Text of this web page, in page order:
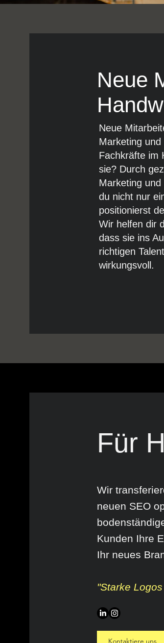
Neue
Neue
Marketing
Fachkräfte im
sie? Durch
Marketing
du nicht nur
positionierst
Wir helfen dir
dass sie ins
richtigen
wirkungsvoll.
Für
Wir
neuen SEO
Kunden Ihre
Ihr neues
"Starke
Kontaktiere uns